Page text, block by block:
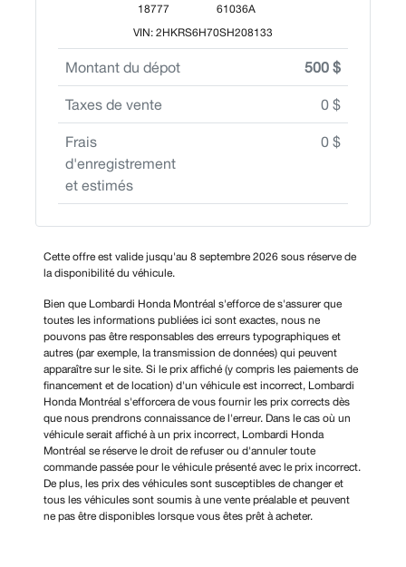
18777
61036A
VIN: 2HKRS6H70SH208133
Montant du dépot 500 $
Taxes de vente 0 $
Frais
d'enregistrement
et estimés
0 $
Cette offre est valide jusqu'au 8 septembre 2026 sous réserve de
la disponibilité du véhicule.
Bien que Lombardi Honda Montréal s'efforce de s'assurer que
toutes les informations publiées ici sont exactes, nous ne
pouvons pas être responsables des erreurs typographiques et
autres (par exemple, la transmission de données) qui peuvent
apparaître sur le site. Si le prix affiché (y compris les paiements de
financement et de location) d'un véhicule est incorrect, Lombardi
Honda Montréal s'efforcera de vous fournir les prix corrects dès
que nous prendrons connaissance de l'erreur. Dans le cas où un
véhicule serait affiché à un prix incorrect, Lombardi Honda
Montréal se réserve le droit de refuser ou d'annuler toute
commande passée pour le véhicule présenté avec le prix incorrect.
De plus, les prix des véhicules sont susceptibles de changer et
tous les véhicules sont soumis à une vente préalable et peuvent
ne pas être disponibles lorsque vous êtes prêt à acheter.